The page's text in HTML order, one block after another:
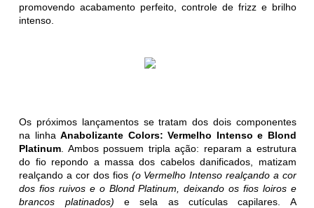
promovendo acabamento perfeito, controle de frizz e brilho
intenso.
Os próximos lançamentos se tratam dos dois componentes
na linhaAnabolizante Colors: Vermelho Intenso e Blond
Platinum . Ambos possuem tripla ação: reparam a estrutura
do fio repondo a massa dos cabelos danificados, matizam
realçando a cor dos fios (o Vermelho Intenso realçando a cor
dos fios ruivos e o Blond Platinum, deixando os fios loiros e
brancos platinados) e sela as cutículas capilares. A